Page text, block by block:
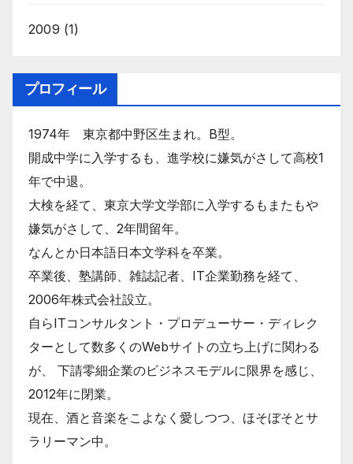
2009 (1)
プロフィール
1974年 東京都中野区生まれ。B型。
開成中学に入学するも、進学校に嫌気がさして高校1
年で中退。
大検を経て、東京大学文学部に入学するもまたもや
嫌気がさして、2年間留年。
なんとか日本語日本文学科を卒業。
卒業後、塾講師、雑誌記者、IT企業勤務を経て、
2006年株式会社設立。
自らITコンサルタント・プロデューサー・ディレク
ターとして数多くのWebサイトの立ち上げに関わる
が、 下請零細企業のビジネスモデルに限界を感じ、
2012年に閉業。
現在、酒と音楽をこよなく愛しつつ、ほそぼそとサ
ラリーマン中。